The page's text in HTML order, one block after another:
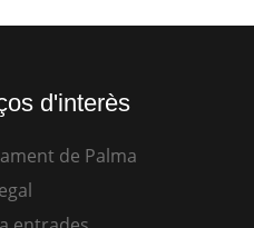
d'interès
de Palma